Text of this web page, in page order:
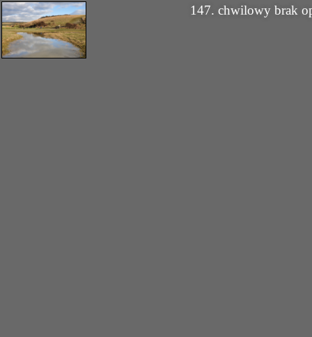
147. chwilowy brak